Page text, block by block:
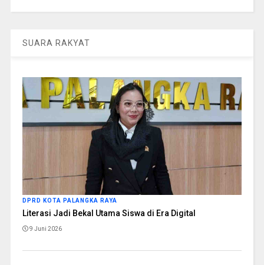
SUARA RAKYAT
DPRD KOTA PALANGKA RAYA
Literasi Jadi Bekal Utama Siswa di Era Digital
9 Juni 2026